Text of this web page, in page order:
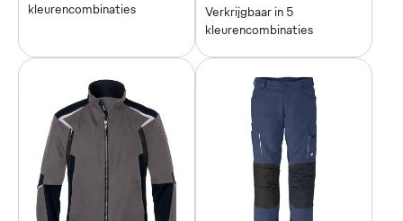
kleurencombinaties
Verkrijgbaar in 5
kleurencombinaties